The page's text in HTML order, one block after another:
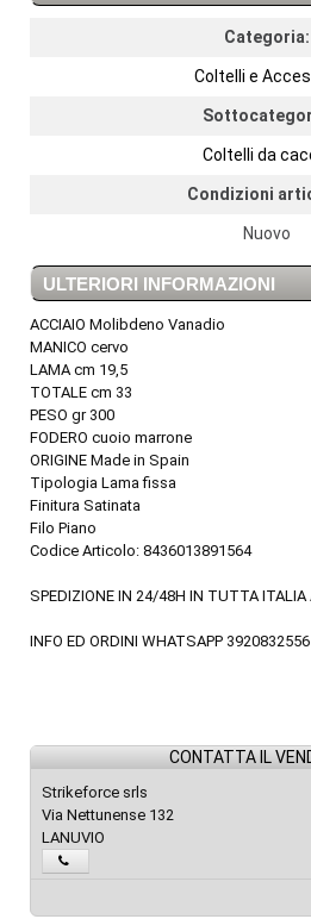
Categoria:
Coltelli e
Coltelli da
Condizioni
Nuovo
ULTERIORI INFORMAZIONI
ACCIAIO Molibdeno Vanadio
MANICO cervo
LAMA cm 19,5
TOTALE cm 33
PESO gr 300
FODERO cuoio marrone
ORIGINE Made in Spain
Tipologia Lama fissa
Finitura Satinata
Filo Piano
Codice Articolo: 8436013891564
SPEDIZIONE IN 24/48H IN TUTTA
INFO ED ORDINI WHATSAPP 3920832556
CONTATTA IL
Strikeforce srls
Via Nettunense 132
LANUVIO